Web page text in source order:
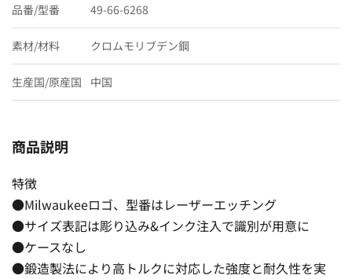
品番/型番 49-66-6268
素材/材料 クロムモリブデン鋼
生産国/原産国 中国
商品説明
特徴
●Milwaukeeロゴ、型番はレーザーエッチング
●サイズ表記は彫り込み&インク注入で識別が用意に
●ケースなし
●鍛造製法により高トルクに対応した強度と耐久性を実